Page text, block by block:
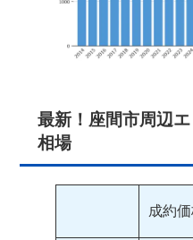
最新！座間市周辺
相場
成約